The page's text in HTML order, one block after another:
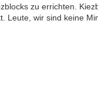
zu errichten.
Leute, wir sind keine